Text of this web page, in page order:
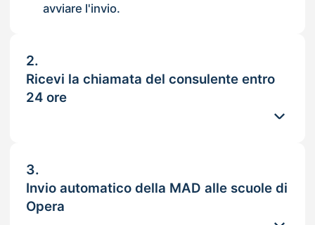
avviare l'invio.
2.
Ricevi la chiamata del consulente entro
24 ore
3.
Invio automatico della MAD alle scuole di
Opera